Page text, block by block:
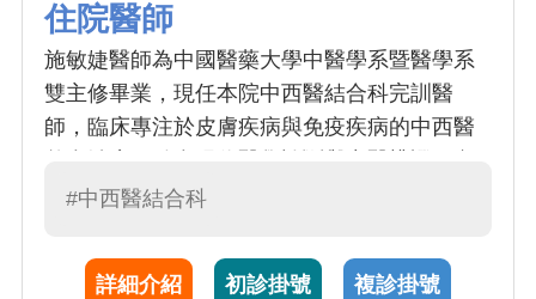
住院醫師
施敏婕醫師為中國醫藥大學中醫學系暨醫學系
雙主修畢業，現任本院中西醫結合科完訓醫
師，臨床專注於皮膚疾病與免疫疾病的中西醫
服與外用中藥調理，協助患者從根本改善體
區常見疾病，提供全人化的中西醫整合健康照
#中西醫結合科
詳細介紹 初診掛號 複診掛號